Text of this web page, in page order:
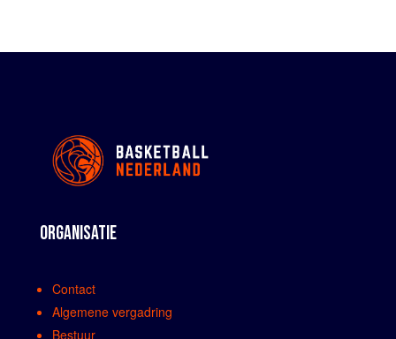
ORGANISATIE
Contact
Algemene vergadring
Bestuur